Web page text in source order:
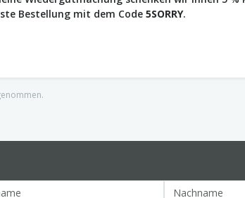
Bestellung mit dem Code 5SORRY.